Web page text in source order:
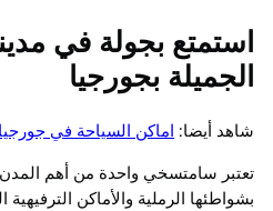
استمتع بجولة في
الجميلة بجورجيا
شاهد أيضا: اماكن السياحة في جورجيا
تعتبر سامتسخي واحدة من أهم المدن
بشواطئها الرملية والأماكن الترفيهية